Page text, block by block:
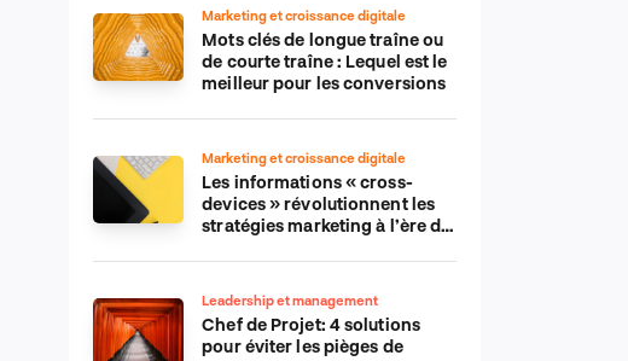
Marketing et croissance digitale
Mots clés de longue traîne ou
de courte traîne : Lequel est le
meilleur pour les conversions
Marketing et croissance digitale
Les informations « cross-
devices » révolutionnent les
stratégies marketing à l’ère du
Leadership et management
Chef de Projet: 4 solutions
pour éviter les pièges de